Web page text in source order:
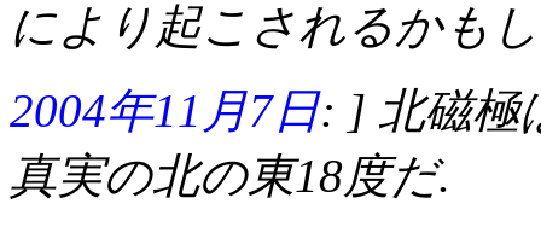
により起こされるかも
2004年11月7日: ] 北磁極
真実の北の東18度だ.